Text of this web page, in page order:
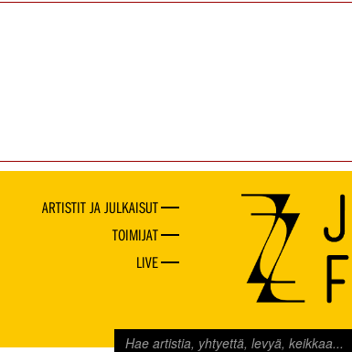
ARTISTIT JA JULKAISUT
TOIMIJAT
LIVE